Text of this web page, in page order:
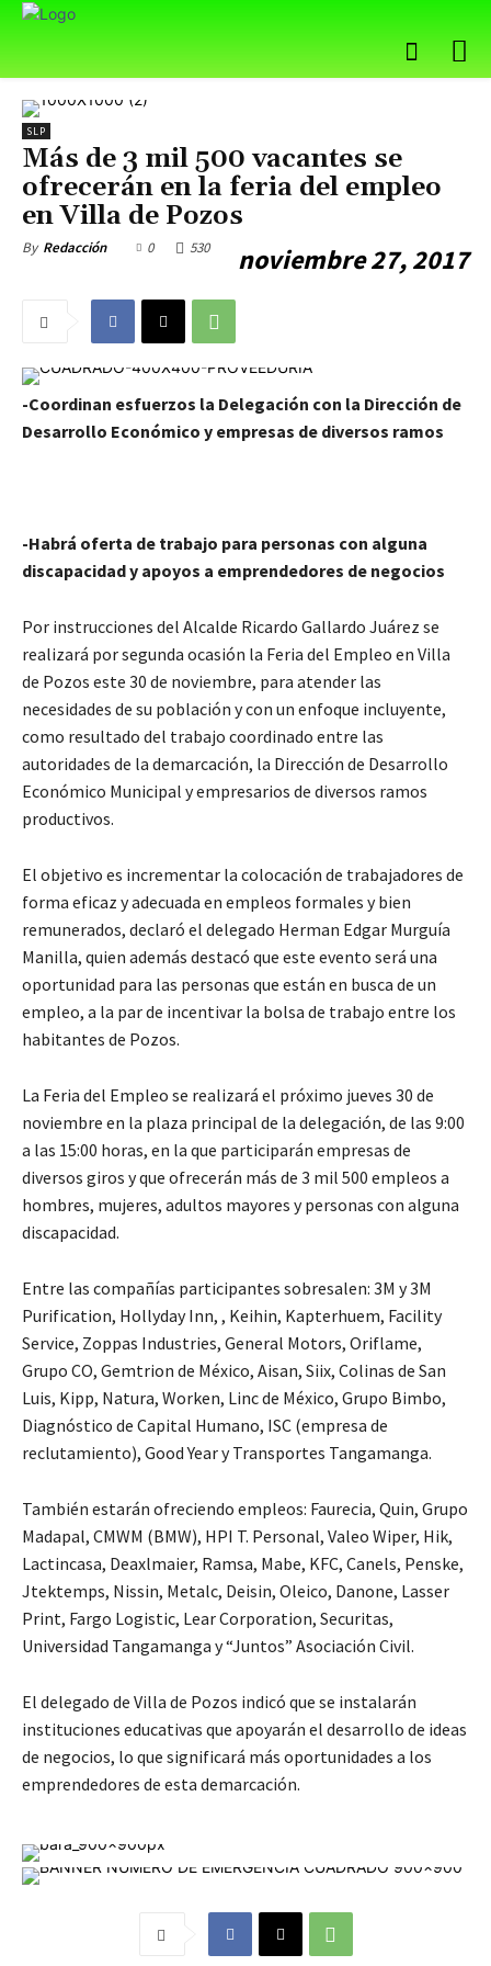
SLP
Más de 3 mil 500 vacantes se
ofrecerán en la feria del empleo
en Villa de Pozos
By Redacción noviembre 27, 2017
0 530
-Coordinan esfuerzos la Delegación con la Dirección de
Desarrollo Económico y empresas de diversos ramos
-Habrá oferta de trabajo para personas con alguna
discapacidad y apoyos a emprendedores de negocios
Por instrucciones del Alcalde Ricardo Gallardo Juárez se
realizará por segunda ocasión la Feria del Empleo en Villa
de Pozos este 30 de noviembre, para atender las
necesidades de su población y con un enfoque incluyente,
como resultado del trabajo coordinado entre las
autoridades de la demarcación, la Dirección de Desarrollo
Económico Municipal y empresarios de diversos ramos
productivos.
El objetivo es incrementar la colocación de trabajadores de
forma eficaz y adecuada en empleos formales y bien
remunerados, declaró el delegado Herman Edgar Murguía
Manilla, quien además destacó que este evento será una
oportunidad para las personas que están en busca de un
empleo, a la par de incentivar la bolsa de trabajo entre los
habitantes de Pozos.
La Feria del Empleo se realizará el próximo jueves 30 de
noviembre en la plaza principal de la delegación, de las 9:00
a las 15:00 horas, en la que participarán empresas de
diversos giros y que ofrecerán más de 3 mil 500 empleos a
hombres, mujeres, adultos mayores y personas con alguna
discapacidad.
Entre las compañías participantes sobresalen: 3M y 3M
Purification, Hollyday Inn, , Keihin, Kapterhuem, Facility
Service, Zoppas Industries, General Motors, Oriflame,
Grupo CO, Gemtrion de México, Aisan, Siix, Colinas de San
Luis, Kipp, Natura, Worken, Linc de México, Grupo Bimbo,
Diagnóstico de Capital Humano, ISC (empresa de
reclutamiento), Good Year y Transportes Tangamanga.
También estarán ofreciendo empleos: Faurecia, Quin, Grupo
Madapal, CMWM (BMW), HPI T. Personal, Valeo Wiper, Hik,
Lactincasa, Deaxlmaier, Ramsa, Mabe, KFC, Canels, Penske,
Jtektemps, Nissin, Metalc, Deisin, Oleico, Danone, Lasser
Print, Fargo Logistic, Lear Corporation, Securitas,
Universidad Tangamanga y “Juntos” Asociación Civil.
El delegado de Villa de Pozos indicó que se instalarán
instituciones educativas que apoyarán el desarrollo de ideas
de negocios, lo que significará más oportunidades a los
emprendedores de esta demarcación.